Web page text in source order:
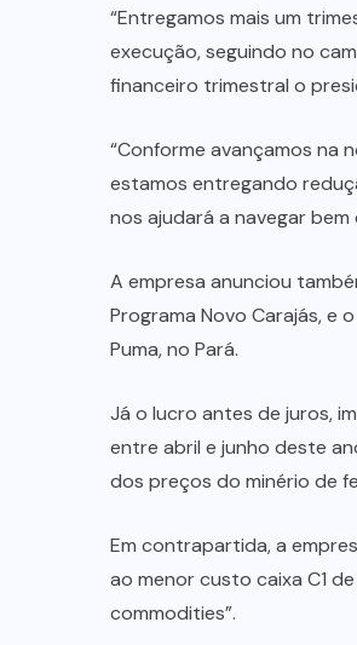
“Entregamos mais um
execução, seguindo no
financeiro trimestral o
“Conforme avançamos
estamos entregando
nos ajudará a navegar
A empresa anunciou
Programa Novo Carajás, e
Puma, no Pará.
Já o lucro antes de juros,
entre abril e junho deste
dos preços do minério de
Em contrapartida, a
ao menor custo caixa C1
commodities”.